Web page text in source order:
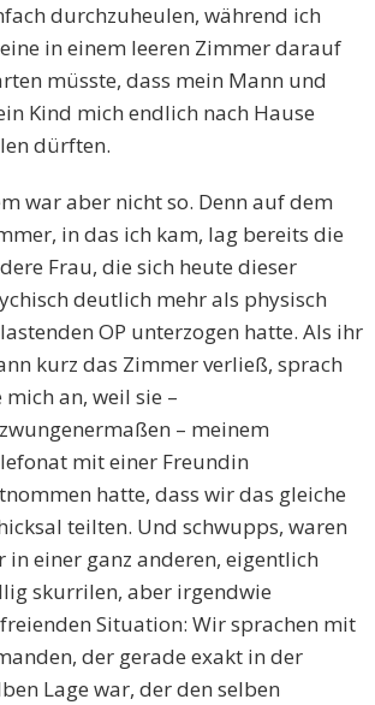
durchzuheulen, während ich
in einem leeren Zimmer darauf
müsste, dass mein Mann und
Kind mich endlich nach Hause
dürften.
war aber nicht so. Denn auf dem
in das ich kam, lag bereits die
Frau, die sich heute dieser
deutlich mehr als physisch
OP unterzogen hatte. Als ihr
kurz das Zimmer verließ, sprach
mich an, weil sie –
– meinem
mit einer Freundin
hatte, dass wir das gleiche
teilten. Und schwupps, waren
in einer ganz anderen, eigentlich
skurrilen, aber irgendwie
Situation: Wir sprachen mit
der gerade exakt in der
Lage war, der den selben